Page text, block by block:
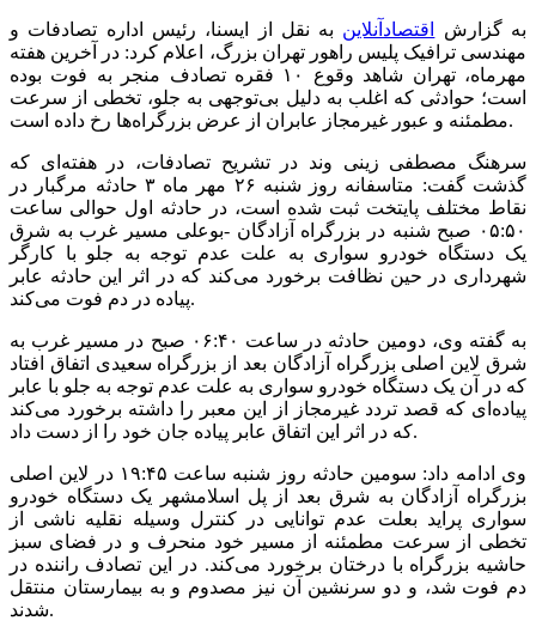
به گزارش اقتصادآنلاین به نقل از ایسنا، رئیس اداره تصادفات و
مهندسی ترافیک پلیس راهور تهران بزرگ، اعلام کرد: در آخرین هفته
مهرماه، تهران شاهد وقوع ۱۰ فقره تصادف منجر به فوت بوده
است؛ حوادثی که اغلب به دلیل بی‌توجهی به جلو، تخطی از سرعت
مطمئنه و عبور غیرمجاز عابران از عرض بزرگراه‌ها رخ داده است.
سرهنگ مصطفی زینی وند در تشریح تصادفات، در هفته‌ای که
گذشت گفت: متاسفانه روز شنبه ۲۶ مهر ماه ۳ حادثه مرگبار در
نقاط مختلف پایتخت ثبت شده است، در حادثه اول حوالی ساعت
۰۵:۵۰ صبح شنبه در بزرگراه آزادگان -بوعلی مسیر غرب به شرق
یک دستگاه خودرو سواری به علت عدم توجه به جلو با کارگر
شهرداری در حین نظافت برخورد می‌کند که در اثر این حادثه عابر
پیاده در دم فوت می‌کند.
به گفته وی، دومین حادثه در ساعت ۰۶:۴۰ صبح در مسیر غرب به
شرق لاین اصلی بزرگراه آزادگان بعد از بزرگراه سعیدی اتفاق افتاد
که در آن یک دستگاه خودرو سواری به علت عدم توجه به جلو با عابر
پیاده‌ای که قصد تردد غیرمجاز از این معبر را داشته برخورد می‌کند
که در اثر این اتفاق عابر پیاده جان خود را از دست داد.
وی ادامه داد: سومین حادثه روز شنبه ساعت ۱۹:۴۵ در لاین اصلی
بزرگراه آزادگان به شرق بعد از پل اسلامشهر یک دستگاه خودرو
سواری پراید بعلت عدم توانایی در کنترل وسیله نقلیه ناشی از
تخطی از سرعت مطمئنه از مسیر خود منحرف و در فضای سبز
حاشیه بزرگراه با درختان برخورد می‌کند. در این تصادف راننده در
دم فوت شد، و دو سرنشین آن نیز مصدوم و به بیمارستان منتقل
شدند.